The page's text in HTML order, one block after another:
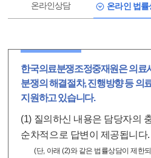
온라인상담 온라인 법률
한국의료분쟁조정중재원은 의료
분쟁의 해결절차, 진행방향 등 의
지원하고 있습니다.
(1) 질의하신 내용은 담당자의
순차적으로 답변이 제공됩니다.
(단, 아래 (2)와 같은 법률상담이 제한